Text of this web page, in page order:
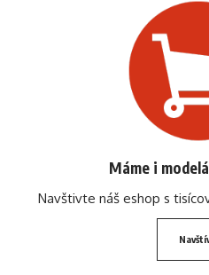
Máme i
Navštivte náš eshop s